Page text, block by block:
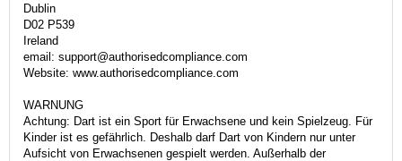
Dublin
D02 P539
Ireland
email: support@authorisedcompliance.com
Website: www.authorisedcompliance.com
WARNUNG
Achtung: Dart ist ein Sport für Erwachsene und kein Spielzeug. Für
Kinder ist es gefährlich. Deshalb darf Dart von Kindern nur unter
Aufsicht von Erwachsenen gespielt werden. Außerhalb der